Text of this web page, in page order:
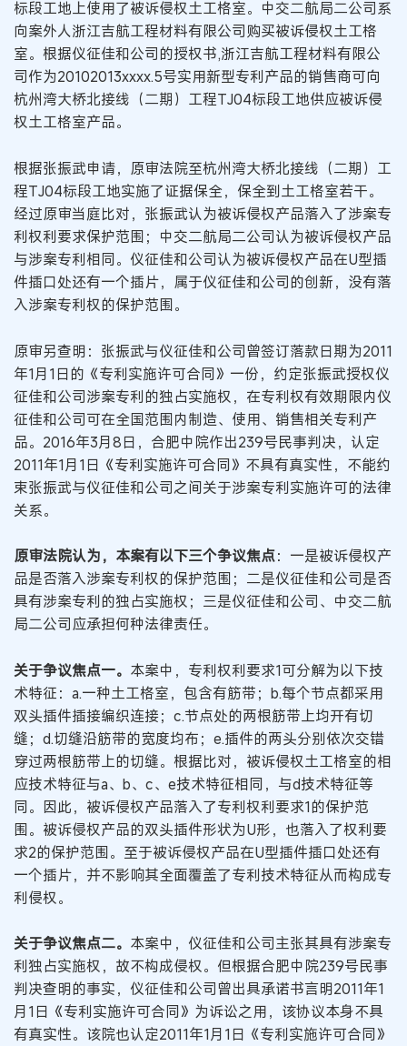
标段工地上使用了被诉侵权土工格室。中交二航局二公司系
向案外人浙江吉航工程材料有限公司购买被诉侵权土工格
室。根据仪征佳和公司的授权书,浙江吉航工程材料有限公
司作为20102013xxxx.5号实用新型专利产品的销售商可向
杭州湾大桥北接线（二期）工程TJ04标段工地供应被诉侵
权土工格室产品。
根据张振武申请，原审法院至杭州湾大桥北接线（二期）工
程TJ04标段工地实施了证据保全，保全到土工格室若干。
经过原审当庭比对，张振武认为被诉侵权产品落入了涉案专
利权利要求保护范围；中交二航局二公司认为被诉侵权产品
与涉案专利相同。仪征佳和公司认为被诉侵权产品在U型插
件插口处还有一个插片，属于仪征佳和公司的创新，没有落
入涉案专利权的保护范围。
原审另查明：张振武与仪征佳和公司曾签订落款日期为2011
年1月1日的《专利实施许可合同》一份，约定张振武授权仪
征佳和公司涉案专利的独占实施权，在专利权有效期限内仪
征佳和公司可在全国范围内制造、使用、销售相关专利产
品。2016年3月8日，合肥中院作出239号民事判决，认定
2011年1月1日《专利实施许可合同》不具有真实性，不能约
束张振武与仪征佳和公司之间关于涉案专利实施许可的法律
关系。
原审法院认为，本案有以下三个争议焦点：一是被诉侵权产
品是否落入涉案专利权的保护范围；二是仪征佳和公司是否
具有涉案专利的独占实施权；三是仪征佳和公司、中交二航
局二公司应承担何种法律责任。
关于争议焦点一。 本案中，专利权利要求1可分解为以下技
术特征：a.一种土工格室，包含有筋带；b.每个节点都采用
双头插件插接编织连接；c.节点处的两根筋带上均开有切
缝；d.切缝沿筋带的宽度均布；e.插件的两头分别依次交错
穿过两根筋带上的切缝。根据比对，被诉侵权土工格室的相
应技术特征与a、b、c、e技术特征相同，与d技术特征等
同。因此，被诉侵权产品落入了专利权利要求1的保护范
围。被诉侵权产品的双头插件形状为U形，也落入了权利要
求2的保护范围。至于被诉侵权产品在U型插件插口处还有
一个插片，并不影响其全面覆盖了专利技术特征从而构成专
利侵权。
关于争议焦点二。 本案中，仪征佳和公司主张其具有涉案专
利独占实施权，故不构成侵权。但根据合肥中院239号民事
判决查明的事实，仪征佳和公司曾出具承诺书言明2011年1
月1日《专利实施许可合同》为诉讼之用，该协议本身不具
有真实性。该院也认定2011年1月1日《专利实施许可合同》